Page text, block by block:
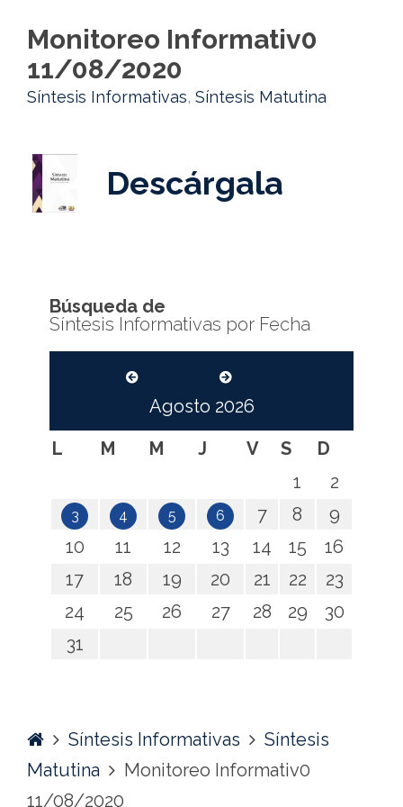
Monitoreo Informativ0
11/08/2020
Síntesis Informativas, Síntesis Matutina
Descárgala
Búsqueda de
Síntesis Informativas por Fecha
Agosto 2026
L
M M J V S
D
1
2
3 4 5 6 7 8
9
10
11 12 13 14 15
16
17
18 19 20 21 22
23
24
25 26 27 28 29
30
31
HomeSíntesis Informativas
Síntesis
Matutina
Monitoreo Informativ0
11/08/2020